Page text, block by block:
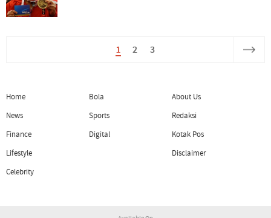
1 2 3
Home
News
Finance
Lifestyle
Celebrity
Bola
Sports
Digital
About Us
Redaksi
Kotak Pos
Disclaimer